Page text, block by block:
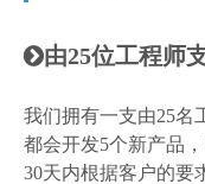
由25位工程师
我们拥有一支由25名
都会开发5个新产品
30天内根据客户的要